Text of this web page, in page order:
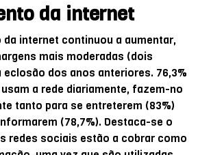
da internet
da internet continuou a aumentar,
mais moderadas (dois
eclosão dos anos anteriores. 76,3%
a rede diariamente, fazem-no
tanto para se entreterem (83%)
(78,7%). Destaca-se o
redes sociais estão a cobrar como